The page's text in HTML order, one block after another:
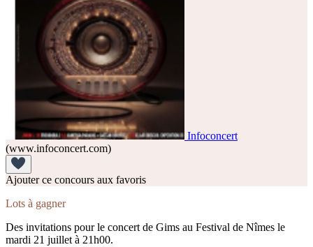
Infoconcert
(www.infoconcert.com)
Ajouter ce concours aux favoris
Lots à gagner
Des invitations pour le concert de Gims au Festival de Nîmes le
mardi 21 juillet à 21h00.